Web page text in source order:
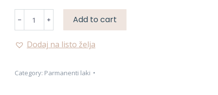
PARMANENTNA
BARVA
quantity
Add to cart
Dodaj na listo želja
Category: Parmanenti laki